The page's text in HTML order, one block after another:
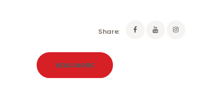
Share:
READ MORE